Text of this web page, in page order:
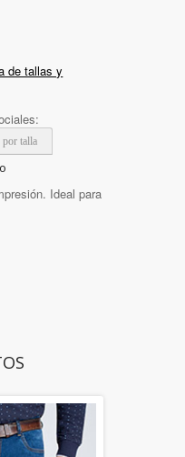
de tallas y
por talla
Ideal para